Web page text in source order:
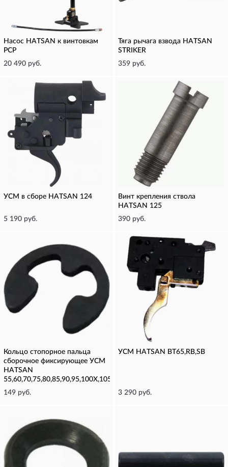
Насос HATSAN к винтовкам
PCP
20 490 руб.
Тяга рычага взвода HATSAN
STRIKER
359 руб.
УСМ в сборе HATSAN 124
5 190 руб.
Винт крепления ствола
HATSAN 125
390 руб.
Кольцо стопорное пальца
сборочное фиксирующее УСМ
HATSAN
55,60,70,75,80,85,90,95,100Х,105Х,125,135,150,155
149 руб.
УСМ HATSAN BT65,RB,SB
3 290 руб.